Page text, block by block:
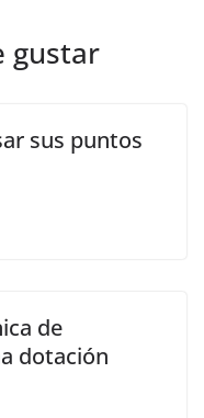
gustar
sus puntos
de
dotación